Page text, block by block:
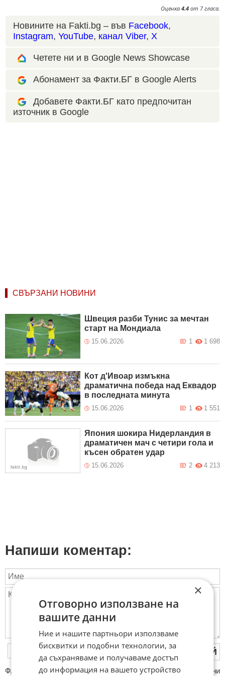
Оценка 4.4 от 7 гласа.
Новините на Fakti.bg – във Facebook,
Instagram, YouTube, канал Viber, X
Четете ни и в Google News Showcase
Абонамент за Факти.БГ в Google Alerts
Добавете Факти.БГ като предпочитан
източник в Google
СВЪРЗАНИ НОВИНИ
Швеция разби Тунис за мечтан
старт на Мондиала
15.06.2026 1 698
1
Кот д'Ивоар измъкна
драматична победа над Еквадор
в последната минута
15.06.2026 1 551
1
Япония шокира Нидерландия в
драматичен мач с четири гола и
късен обратен удар
15.06.2026 4 213
2
Напиши коментар:
ПУБЛИКУВАЙ
ФAКТИ.БГ нe тoлeрирa oбидни кoмeнтaри и cпaм. Нeкoрeктни
×
Отговорно използване на
вашите данни
Ние и нашите партньори използваме
бисквитки и подобни технологии, за
да съхраняваме и получаваме достъп
до информация на вашето устройство